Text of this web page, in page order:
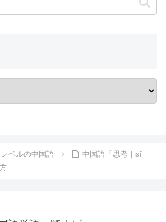
ベルの中国語
中国語「思考｜sī